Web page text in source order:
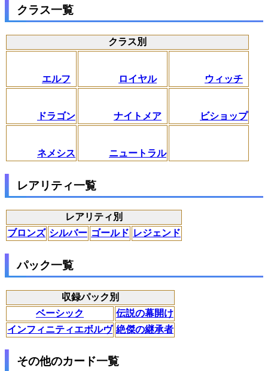
クラス一覧
クラス別
エルフ ロイヤル ウィッチ
ドラゴン ナイトメア ビショップ
ネメシス ニュートラル
レアリティ一覧
レアリティ別
ブロンズ シルバー ゴールド レジェンド
パック一覧
収録パック別
ベーシック
伝説の幕開け
インフィニティエボルヴ 絶傑の継承者
その他のカード一覧